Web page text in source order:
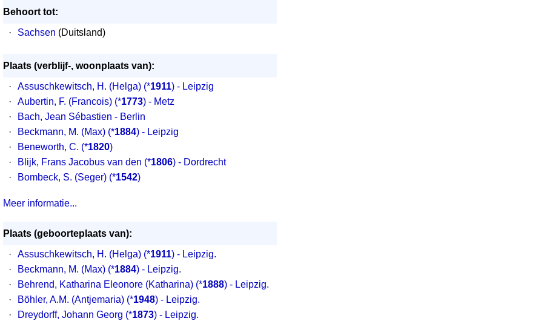
Behoort tot:
·
Sachsen (Duitsland)
Plaats (verblijf-, woonplaats van):
·
Assuschkewitsch, H. (Helga) (*1911) - Leipzig
·
Aubertin, F. (Francois) (*1773) - Metz
·
Bach, Jean Sébastien - Berlin
·
Beckmann, M. (Max) (*1884) - Leipzig
·
Beneworth, C. (*1820)
·
Blijk, Frans Jacobus van den (*1806) - Dordrecht
·
Bombeck, S. (Seger) (*1542)
Meer informatie...
Plaats (geboorteplaats van):
·
Assuschkewitsch, H. (Helga) (*1911) - Leipzig.
·
Beckmann, M. (Max) (*1884) - Leipzig.
·
Behrend, Katharina Eleonore (Katharina) (*1888) - Leipzig.
·
Böhler, A.M. (Antjemaria) (*1948) - Leipzig.
·
Dreydorff, Johann Georg (*1873) - Leipzig.